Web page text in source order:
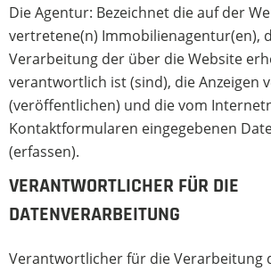
Die Agentur: Bezeichnet die auf der
vertretene(n) Immobilienagentur(en),
Verarbeitung der über die Website
verantwortlich ist (sind), die Anzeigen
(veröffentlichen) und die vom
Kontaktformularen eingegebenen
(erfassen).
VERANTWORTLICHER FÜR DIE
DATENVERARBEITUNG
Verantwortlicher für die Verarbeitung